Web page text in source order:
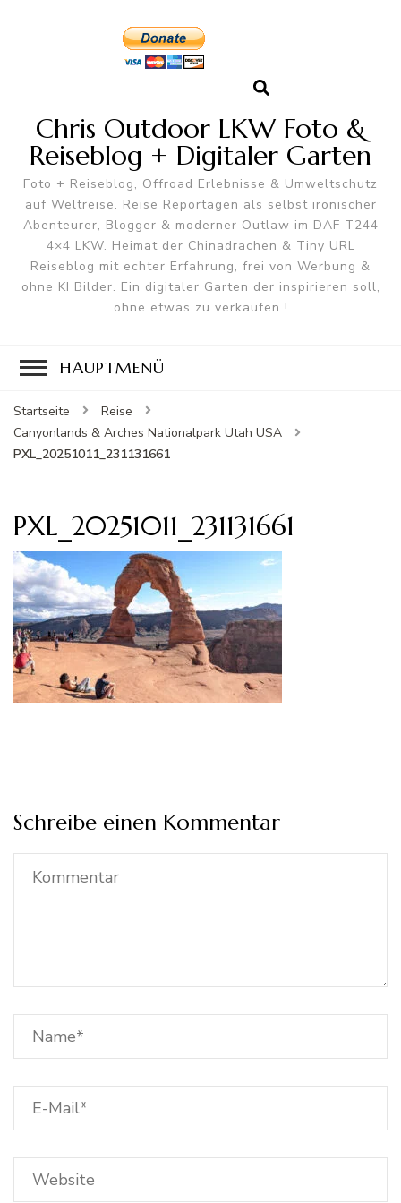
Chris Outdoor LKW Foto &
Reiseblog + Digitaler Garten
Foto + Reiseblog, Offroad Erlebnisse & Umweltschutz
auf Weltreise. Reise Reportagen als selbst ironischer
Abenteurer, Blogger & moderner Outlaw im DAF T244
4×4 LKW. Heimat der Chinadrachen & Tiny URL
Reiseblog mit echter Erfahrung, frei von Werbung &
ohne KI Bilder. Ein digitaler Garten der inspirieren soll,
ohne etwas zu verkaufen !
HAUPTMENÜ
Startseite
Reise
Canyonlands & Arches Nationalpark Utah USA
PXL_20251011_231131661
PXL_20251011_231131661
Schreibe einen Kommentar